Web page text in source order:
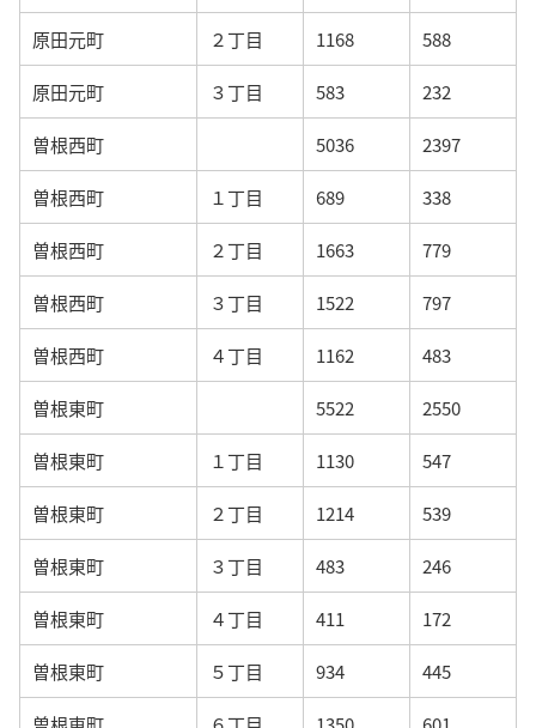
原田元町 ２丁目 1168 588
原田元町 ３丁目 583 232
曽根西町 5036 2397
曽根西町 １丁目 689 338
曽根西町 ２丁目 1663 779
曽根西町 ３丁目 1522 797
曽根西町 ４丁目 1162 483
曽根東町 5522 2550
曽根東町 １丁目 1130 547
曽根東町 ２丁目 1214 539
曽根東町 ３丁目 483 246
曽根東町 ４丁目 411 172
曽根東町 ５丁目 934 445